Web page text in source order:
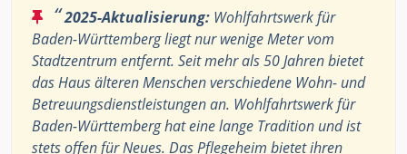
“2025-Aktualisierung: Wohlfahrtswerk für
Baden-Württemberg liegt nur wenige Meter vom
Stadtzentrum entfernt. Seit mehr als 50 Jahren bietet
das Haus älteren Menschen verschiedene Wohn- und
Betreuungsdienstleistungen an. Wohlfahrtswerk für
Baden-Württemberg hat eine lange Tradition und ist
stets offen für Neues. Das Pflegeheim bietet ihren